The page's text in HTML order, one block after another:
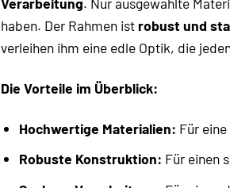
haben. Der Rahmen ist robust und
verleihen ihm eine edle Optik, die
Die Vorteile im Überblick:
Hochwertige Materialien: Für
Robuste Konstruktion: Für einen